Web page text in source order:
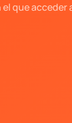
que acceder